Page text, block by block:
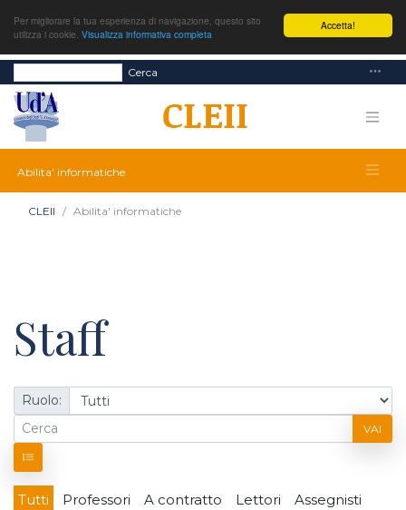
Accetta!
Per migliorare la tua esperienza di navigazione, questo sito
utilizza i cookie. Visualizza informativa completa
Cerca
Abilita' informatiche
CLEII Abilita' informatiche
Staff
Ruolo:
VAI
Tutti Professori A contratto Lettori Assegnisti